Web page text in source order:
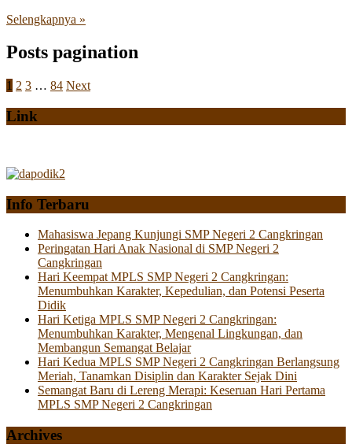
Selengkapnya »
Posts pagination
1 2 3 … 84 Next
Link
Info Terbaru
Mahasiswa Jepang Kunjungi SMP Negeri 2 Cangkringan
Peringatan Hari Anak Nasional di SMP Negeri 2
Cangkringan
Hari Keempat MPLS SMP Negeri 2 Cangkringan:
Menumbuhkan Karakter, Kepedulian, dan Potensi Peserta
Didik
Hari Ketiga MPLS SMP Negeri 2 Cangkringan:
Menumbuhkan Karakter, Mengenal Lingkungan, dan
Membangun Semangat Belajar
Hari Kedua MPLS SMP Negeri 2 Cangkringan Berlangsung
Meriah, Tanamkan Disiplin dan Karakter Sejak Dini
Semangat Baru di Lereng Merapi: Keseruan Hari Pertama
MPLS SMP Negeri 2 Cangkringan
Archives